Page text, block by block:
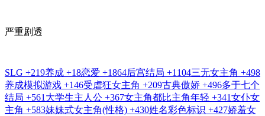
严重剧透
SLG +219养成 +18恋爱 +1864后宫结局 +1104三无女主角 +498
养成模拟游戏 +146受虐狂女主角 +209古典傲娇 +496多于七个
结局 +561 大学生主人公 +367女主角都比主角年轻 +341女仆女
主角 +583妹妹式女主角(性格) +430姓名彩色标识 +427娇羞女